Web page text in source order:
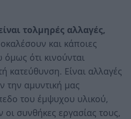
τολμηρές αλλαγές,
και κάποιες
ότι κινούνται
κατεύθυνση. Είναι αλλαγές
την αμυντική μας
του έμψυχου υλικού,
συνθήκες εργασίας τους,